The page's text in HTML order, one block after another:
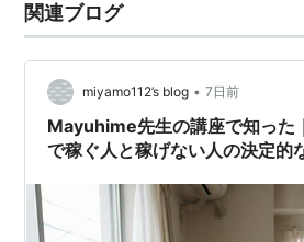
関連ブログ
miyamo112’s blog • 7日前
Mayuhime先生の講座で知った
で稼ぐ人と稼げない人の決定的